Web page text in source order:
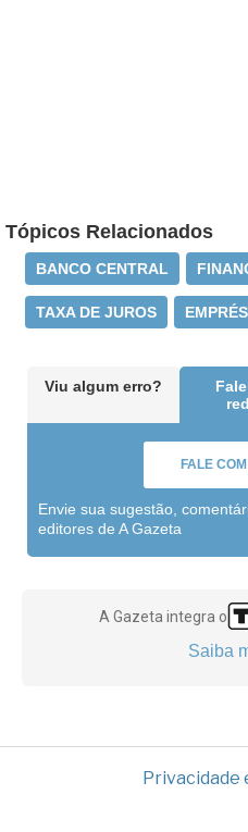
Tópicos Relacionados
BANCO CENTRAL
TAXA DE JUROS
Viu algum erro?
FALE
Envie sua sugestão,
editores de A Gazeta
A Gazeta integra o
Saiba
Privacidade